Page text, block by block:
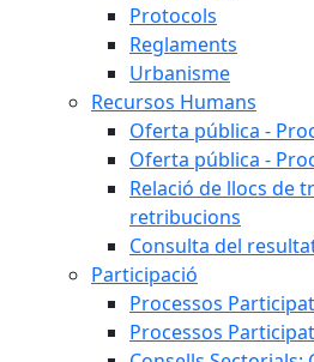
Protocols
Reglaments
Urbanisme
Recursos Humans
Oferta pública -
Oferta pública -
Relació de llocs de
retribucions
Consulta del
Participació
Processos
Processos